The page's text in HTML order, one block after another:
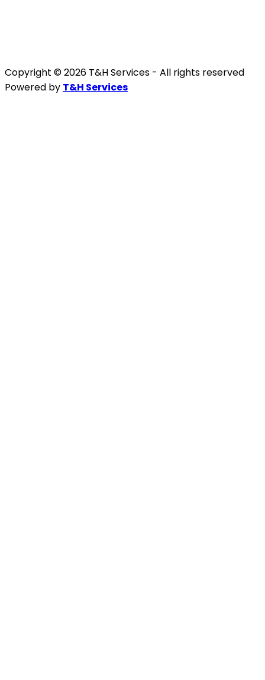
Copyright © 2026 T&H Services - All rights reserved
Powered by T&H Services